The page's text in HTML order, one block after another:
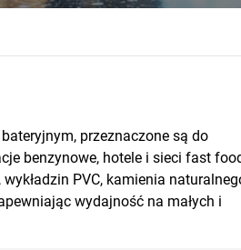
przeznaczone są do
benzynowe, hotele i sieci fast
PVC, kamienia
wydajność na małych i